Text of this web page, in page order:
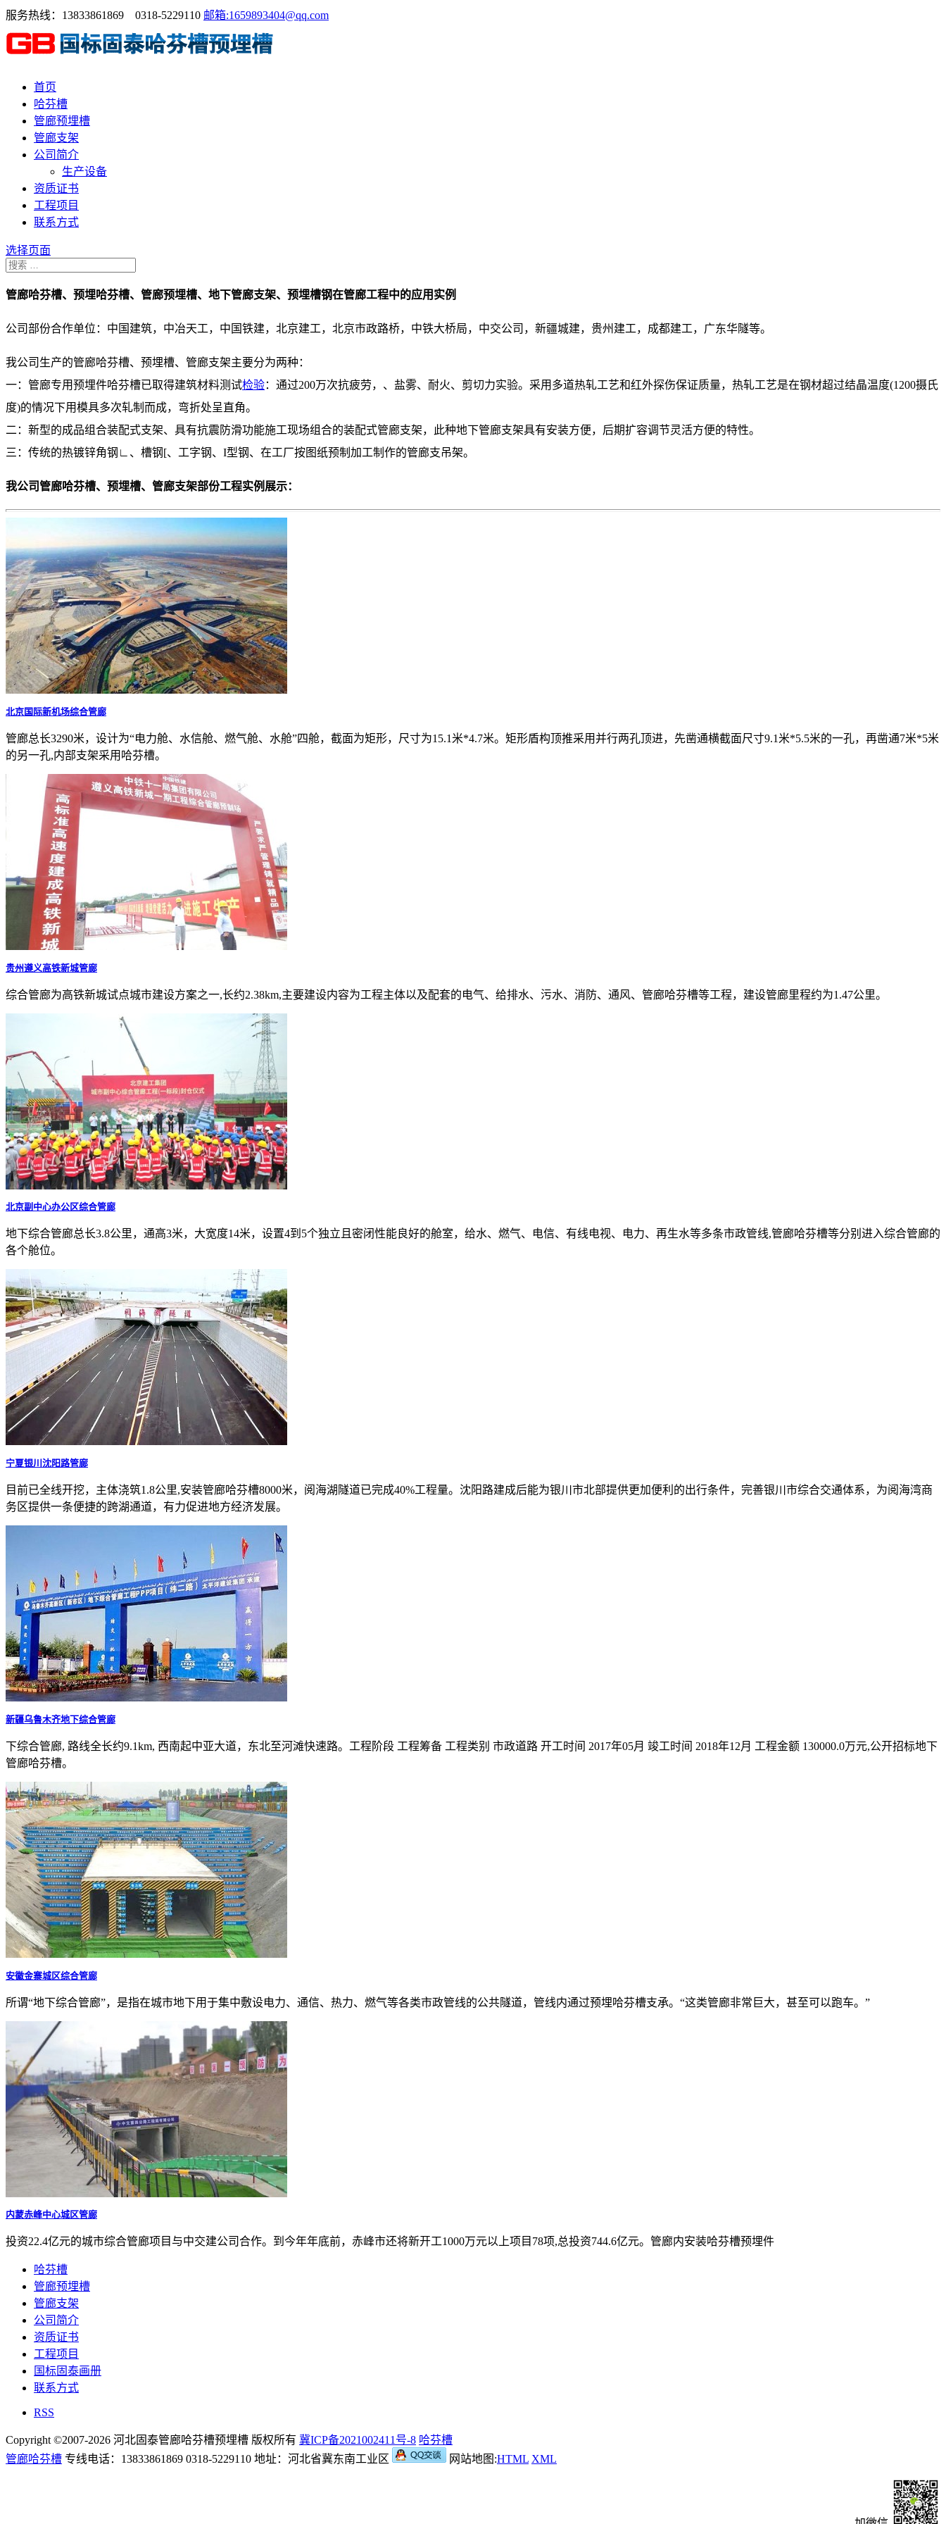
服务热线：13833861869 0318-5229110 邮箱:1659893404@qq.com
首页
哈芬槽
管廊预埋槽
管廊支架
公司简介
生产设备
资质证书
工程项目
联系方式
选择页面
管廊哈芬槽、预埋哈芬槽、管廊预埋槽、地下管廊支架、预埋槽钢在管廊工程中的应用实例
公司部份合作单位：中国建筑，中冶天工，中国铁建，北京建工，北京市政路桥，中铁大桥局，中交公司，新疆城建，贵州建工，成都建工，广东华隧等。
我公司生产的管廊哈芬槽、预埋槽、管廊支架主要分为两种：
一：管廊专用预埋件哈芬槽已取得建筑材料测试检验：通过200万次抗疲劳，、盐雾、耐火、剪切力实验。采用多道热轧工艺和红外探伤保证质量，热轧工艺是在钢材超过结晶温度(1200摄氏
度)的情况下用模具多次轧制而成，弯折处呈直角。
二：新型的成品组合装配式支架、具有抗震防滑功能施工现场组合的装配式管廊支架，此种地下管廊支架具有安装方便，后期扩容调节灵活方便的特性。
三：传统的热镀锌角钢∟、槽钢[、工字钢、I型钢、在工厂按图纸预制加工制作的管廊支吊架。
我公司管廊哈芬槽、预埋槽、管廊支架部份工程实例展示：
北京国际新机场综合管廊
管廊总长3290米，设计为“电力舱、水信舱、燃气舱、水舱”四舱，截面为矩形，尺寸为15.1米*4.7米。矩形盾构顶推采用并行两孔顶进，先凿通横截面尺寸9.1米*5.5米的一孔，再凿通7米*5米
的另一孔,内部支架采用哈芬槽。
贵州遵义高铁新城管廊
综合管廊为高铁新城试点城市建设方案之一,长约2.38km,主要建设内容为工程主体以及配套的电气、给排水、污水、消防、通风、管廊哈芬槽等工程，建设管廊里程约为1.47公里。
北京副中心办公区综合管廊
地下综合管廊总长3.8公里，通高3米，大宽度14米，设置4到5个独立且密闭性能良好的舱室，给水、燃气、电信、有线电视、电力、再生水等多条市政管线,管廊哈芬槽等分别进入综合管廊的
各个舱位。
宁夏银川沈阳路管廊
目前已全线开挖，主体浇筑1.8公里,安装管廊哈芬槽8000米，阅海湖隧道已完成40%工程量。沈阳路建成后能为银川市北部提供更加便利的出行条件，完善银川市综合交通体系，为阅海湾商
务区提供一条便捷的跨湖通道，有力促进地方经济发展。
新疆乌鲁木齐地下综合管廊
下综合管廊, 路线全长约9.1km, 西南起中亚大道，东北至河滩快速路。工程阶段 工程筹备 工程类别 市政道路 开工时间 2017年05月 竣工时间 2018年12月 工程金额 130000.0万元,公开招标地下
管廊哈芬槽。
安徽金寨城区综合管廊
所谓“地下综合管廊”，是指在城市地下用于集中敷设电力、通信、热力、燃气等各类市政管线的公共隧道，管线内通过预埋哈芬槽支承。“这类管廊非常巨大，甚至可以跑车。”
内蒙赤峰中心城区管廊
投资22.4亿元的城市综合管廊项目与中交建公司合作。到今年年底前，赤峰市还将新开工1000万元以上项目78项,总投资744.6亿元。管廊内安装哈芬槽预埋件
哈芬槽
管廊预埋槽
管廊支架
公司简介
资质证书
工程项目
国标固泰画册
联系方式
RSS
Copyright ©2007-2026 河北固泰管廊哈芬槽预埋槽 版权所有 冀ICP备2021002411号-8 哈芬槽
管廊哈芬槽 专线电话：13833861869 0318-5229110 地址：河北省冀东南工业区 网站地图:HTML XML